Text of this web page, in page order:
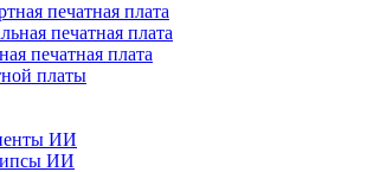
печатная плата
печатная плата
печатная плата
платы
ИИ
ИИ